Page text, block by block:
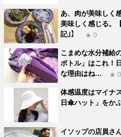
あ、肉が美味しく
美味しく感じる。
記｣】
★ 0
こまめな水分補給
ボトル」はこれ！
な理由はね…
★ 0
体感温度はマイナ
日傘ハット」をか
イソップの店員さ